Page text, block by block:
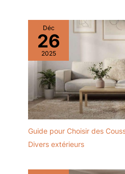
Déc
26
2025
Guide pour Choisir des
Divers extérieurs